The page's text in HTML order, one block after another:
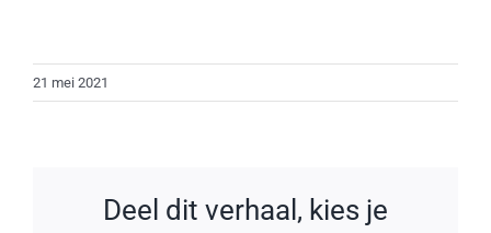
21 mei 2021
Deel dit verhaal, kies je